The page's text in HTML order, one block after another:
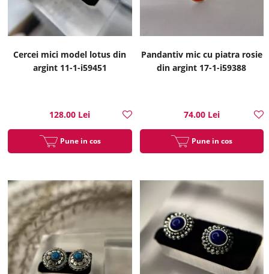
Cercei mici model lotus din
argint 11-1-i59451
128.00 Lei
Pune in cos
Pandantiv mic cu piatra rosie
din argint 17-1-i59388
74.00 Lei
Pune in cos